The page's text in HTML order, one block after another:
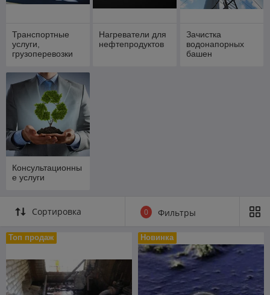
Транспортные
услуги,
грузоперевозки
Нагреватели для
нефтепродуктов
Зачистка
водонапорных
башен
Консультационны
е услуги
Сортировка 0 Фильтры
Топ продаж Новинка